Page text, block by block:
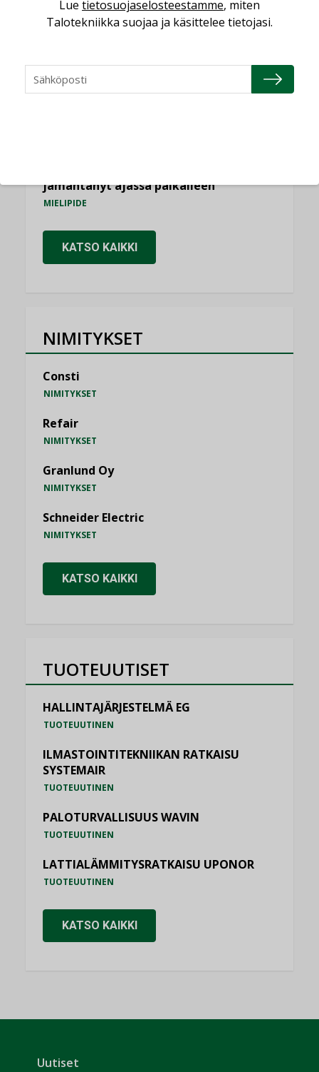
KOLUMNI
KOLUMNI
jämähtänyt ajassa paikalleen
MIELIPIDE
KATSO KAIKKI
NIMITYKSET
Consti
NIMITYKSET
Refair
NIMITYKSET
Granlund Oy
NIMITYKSET
Schneider Electric
NIMITYKSET
KATSO KAIKKI
TUOTEUUTISET
HALLINTAJÄRJESTELMÄ EG
TUOTEUUTINEN
ILMASTOINTITEKNIIKAN RATKAISU
SYSTEMAIR
TUOTEUUTINEN
PALOTURVALLISUUS WAVIN
TUOTEUUTINEN
LATTIALÄMMITYSRATKAISU UPONOR
TUOTEUUTINEN
KATSO KAIKKI
Uutiset
Lue tietosuojaselosteestamme, miten
Talotekniikka suojaa ja käsittelee tietojasi.